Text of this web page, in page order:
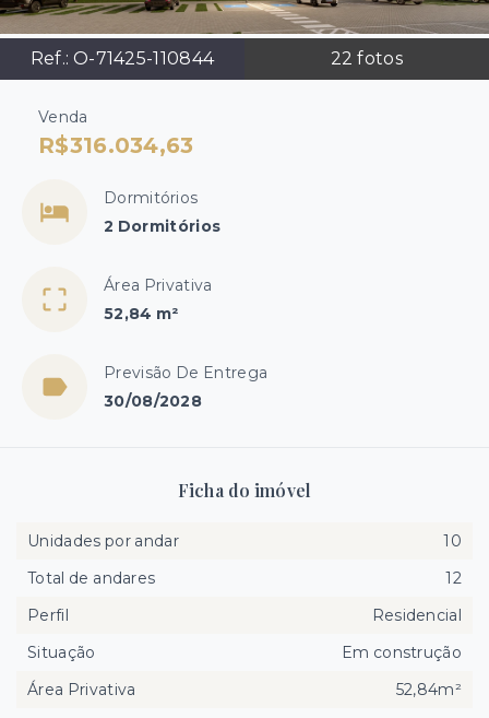
Ref.: O-71425-110844 22 fotos
Venda
R$316.034,63
Dormitórios
2 Dormitórios
Área Privativa
52,84 m²
Previsão De Entrega
30/08/2028
Ficha do imóvel
Unidades por andar
10
Total de andares
12
Perfil
Residencial
Situação
Em construção
Área Privativa
52,84m²